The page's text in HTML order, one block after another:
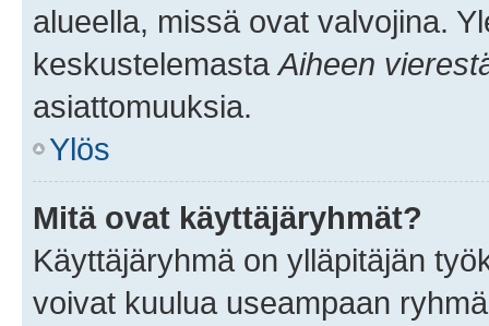
alueella, missä ovat valvojina.
keskustelemasta Aiheen
asiattomuuksia.
Ylös
Mitä ovat käyttäjäryhmät?
Käyttäjäryhmä on ylläpitäjän
voivat kuulua useampaan